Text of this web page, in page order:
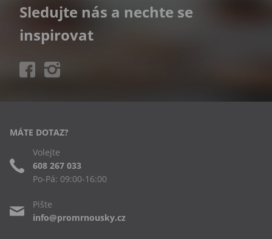
Sledujte nás a nechte se
inspirovat
MÁTE DOTAZ?
Volejte
608 267 033
Po-Pá: 09:00-16:00
Pište
info@promrnousky.cz